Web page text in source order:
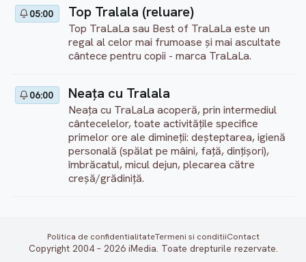
05:00 Top Tralala (reluare)
Top TraLaLa sau Best of TraLaLa este un
regal al celor mai frumoase și mai ascultate
cântece pentru copii - marca TraLaLa.
06:00 Neața cu Tralala
Neața cu TraLaLa acoperă, prin intermediul
cântecelelor, toate activitățile specifice
primelor ore ale dimineții: deșteptarea, igienă
personală (spălat pe mâini, față, dințișori),
îmbrăcatul, micul dejun, plecarea către
creșă/grădiniță.
Politica de confidentialitateTermeni si conditiiContact
Copyright 2004 – 2026 iMedia. Toate drepturile rezervate.